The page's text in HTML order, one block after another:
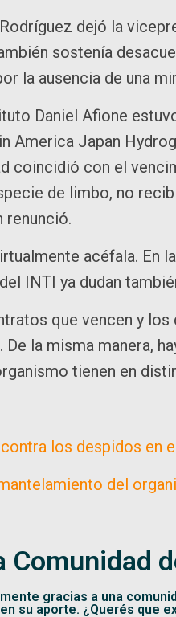
dejó la
sostenía
la ausencia de una
Daniel Afione
America Japan
coincidió con el
de limbo, no
renunció.
acéfala. En
INTI ya dudan
que vencen y los
la misma manera,
tienen en
los despidos en
del
Comunidad
gracias a una
su aporte. ¿Querés que